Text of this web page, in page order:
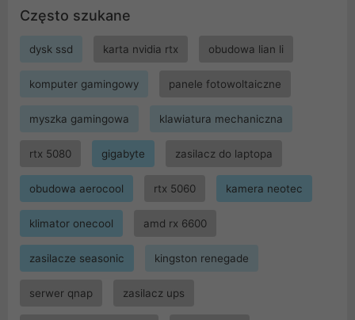
Często szukane
dysk ssd karta nvidia rtx obudowa lian li
komputer gamingowy panele fotowoltaiczne
myszka gamingowa klawiatura mechaniczna
rtx 5080 gigabyte zasilacz do laptopa
obudowa aerocool rtx 5060 kamera neotec
klimator onecool amd rx 6600
zasilacze seasonic kingston renegade
serwer qnap zasilacz ups